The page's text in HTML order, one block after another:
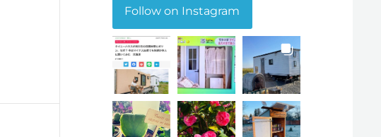
Follow on Instagram